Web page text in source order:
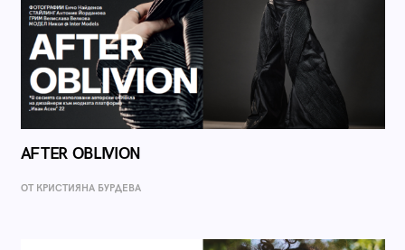
AFTER OBLIVION
ОТ КРИСТИЯНА БУРДЕВА